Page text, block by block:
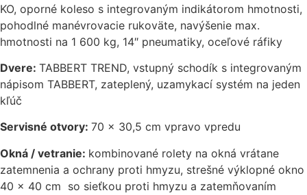
KO, oporné koleso s integrovaným indikátorom hmotnosti,
pohodlné manévrovacie rukoväte, navýšenie max.
hmotnosti na 1 600 kg, 14″ pneumatiky, oceľové ráfiky
Dvere: TABBERT TREND, vstupný schodík s integrovaným
nápisom TABBERT, zateplený, uzamykací systém na jeden
kľúč
Servisné otvory: 70 x 30,5 cm vpravo vpredu
Okná / vetranie: kombinované rolety na okná vrátane
zatemnenia a ochrany proti hmyzu, strešné výklopné okno
40 x 40 cm so sieťkou proti hmyzu a zatemňovaním